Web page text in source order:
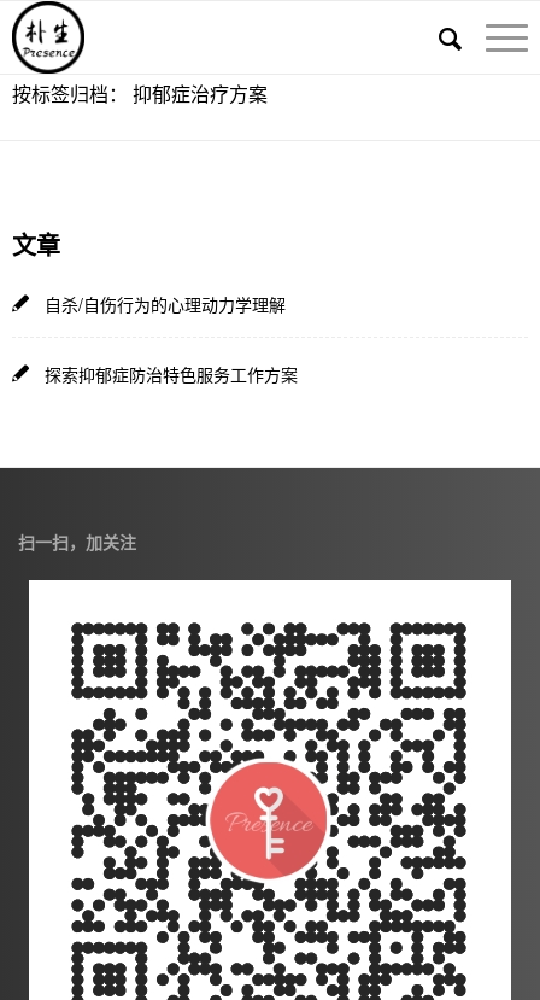
按标签归档： 抑郁症治疗方案
文章
自杀/自伤行为的心理动力学理解
探索抑郁症防治特色服务工作方案
扫一扫，加关注